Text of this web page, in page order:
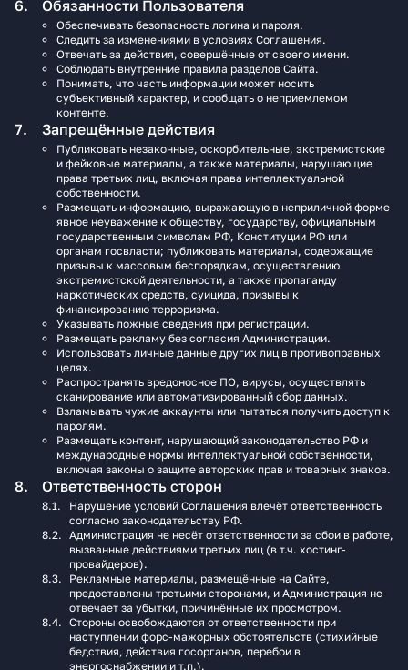
Обязанности Пользователя
Обеспечивать безопасность логина и пароля.
Следить за изменениями в условиях Соглашения.
Отвечать за действия, совершённые от своего имени.
Соблюдать внутренние правила разделов Сайта.
Понимать, что часть информации может носить
субъективный характер, и сообщать о неприемлемом
контенте.
Запрещённые действия
Публиковать незаконные, оскорбительные, экстремистские
и фейковые материалы, а также материалы, нарушающие
права третьих лиц, включая права интеллектуальной
собственности.
Размещать информацию, выражающую в неприличной форме
явное неуважение к обществу, государству, официальным
государственным символам РФ, Конституции РФ или
органам госвласти; публиковать материалы, содержащие
призывы к массовым беспорядкам, осуществлению
экстремистской деятельности, а также пропаганду
наркотических средств, суицида, призывы к
финансированию терроризма.
Указывать ложные сведения при регистрации.
Размещать рекламу без согласия Администрации.
Использовать личные данные других лиц в противоправных
целях.
Распространять вредоносное ПО, вирусы, осуществлять
сканирование или автоматизированный сбор данных.
Взламывать чужие аккаунты или пытаться получить доступ к
паролям.
Размещать контент, нарушающий законодательство РФ и
международные нормы интеллектуальной собственности,
включая законы о защите авторских прав и товарных знаков.
Ответственность сторон
Нарушение условий Соглашения влечёт ответственность
согласно законодательству РФ.
Администрация не несёт ответственности за сбои в работе,
вызванные действиями третьих лиц (в т.ч. хостинг-
провайдеров).
Рекламные материалы, размещённые на Сайте,
предоставлены третьими сторонами, и Администрация не
отвечает за убытки, причинённые их просмотром.
Стороны освобождаются от ответственности при
наступлении форс-мажорных обстоятельств (стихийные
бедствия, действия госорганов, перебои в
энергоснабжении и т.п.).